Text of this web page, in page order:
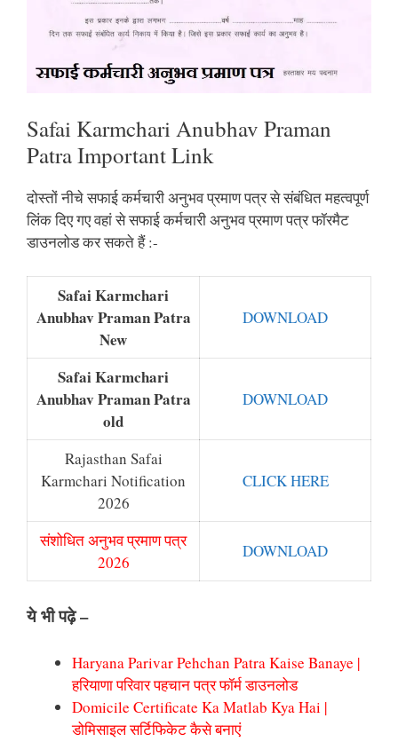
Safai Karmchari Anubhav Praman
Patra Important Link
दोस्तों नीचे सफाई कर्मचारी अनुभव प्रमाण पत्र से संबंधित महत्वपूर्ण
लिंक दिए गए वहां से सफाई कर्मचारी अनुभव प्रमाण पत्र फॉरमैट
डाउनलोड कर सकते हैं :-
Safai Karmchari
Anubhav Praman Patra
New
DOWNLOAD
Safai Karmchari
Anubhav Praman Patra
old
DOWNLOAD
Rajasthan Safai
Karmchari Notification
2026
CLICK HERE
संशोधित अनुभव प्रमाण पत्र
2026
DOWNLOAD
ये भी पढ़े –
Haryana Parivar Pehchan Patra Kaise Banaye |
हरियाणा परिवार पहचान पत्र फॉर्म डाउनलोड
Domicile Certificate Ka Matlab Kya Hai |
डोमिसाइल सर्टिफिकेट कैसे बनाएं